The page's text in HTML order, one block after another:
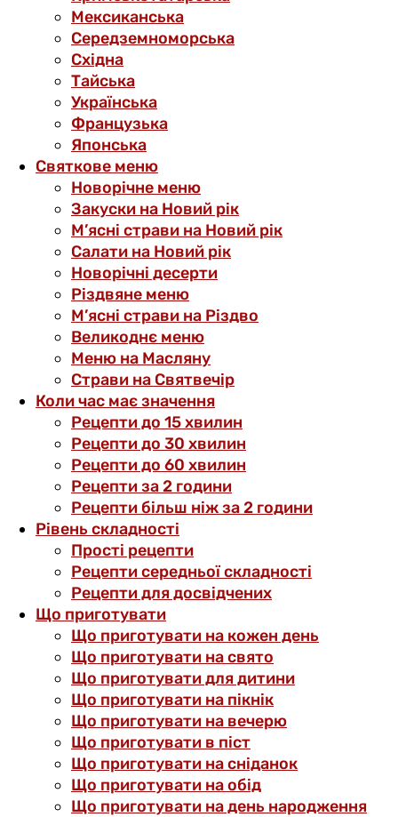
Мексиканська
Середземноморська
Східна
Тайська
Українська
Французька
Японська
Святкове меню
Новорічне меню
Закуски на Новий рік
М’ясні страви на Новий рік
Салати на Новий рік
Новорічні десерти
Різдвяне меню
М’ясні страви на Різдво
Великоднє меню
Меню на Масляну
Страви на Святвечір
Коли час має значення
Рецепти до 15 хвилин
Рецепти до 30 хвилин
Рецепти до 60 хвилин
Рецепти за 2 години
Рецепти більш ніж за 2 години
Рівень складності
Прості рецепти
Рецепти середньої складності
Рецепти для досвідчених
Що приготувати
Що приготувати на кожен день
Що приготувати на свято
Що приготувати для дитини
Що приготувати на пікнік
Що приготувати на вечерю
Що приготувати в піст
Що приготувати на сніданок
Що приготувати на обід
Що приготувати на день народження